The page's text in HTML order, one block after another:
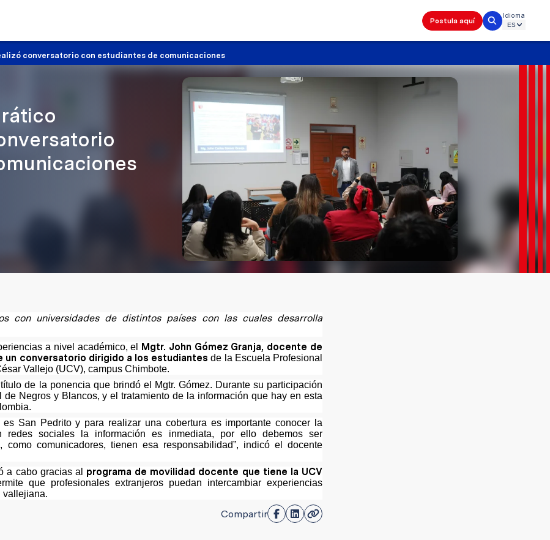
Postula aquí
Idioma
conversatorio con estudiantes de comunicaciones
con universidades de distintos países con las cuales desarrolla
a nivel académico, el Mgtr. John Gómez Granja, docente de
un conversatorio dirigido a los estudiantes de la Escuela Profesional
Vallejo (UCV), campus Chimbote.
de la ponencia que brindó el Mgtr. Gómez. Durante su participación
Negros y Blancos, y el tratamiento de la información que hay en esta
San Pedrito y para realizar una cobertura es importante conocer la
redes sociales la información es inmediata, por ello debemos ser
comunicadores, tienen esa responsabilidad”, indicó el docente
a cabo gracias al programa de movilidad docente que tiene la UCV
que profesionales extranjeros puedan intercambiar experiencias
vallejiana.
Compartir